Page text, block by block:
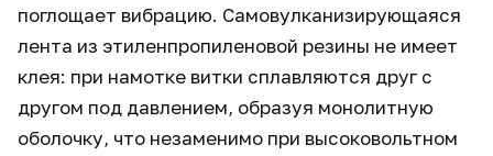
поглощает вибрацию. Самовулканизирующаяся
лента из этиленпропиленовой резины не имеет
клея: при намотке витки сплавляются друг с
другом под давлением, образуя монолитную
оболочку, что незаменимо при высоковольтном